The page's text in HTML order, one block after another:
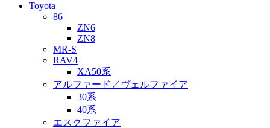
Toyota
86
ZN6
ZN8
MR-S
RAV4
XA50系
アルファード／ヴェルファイア
30系
40系
エスクファイア